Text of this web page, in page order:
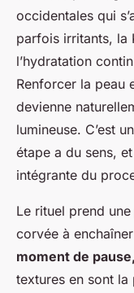
occidentales qui
parfois irritants, la
l’hydratation
Renforcer la peau
devienne
lumineuse. C’est
étape a du sens,
intégrante du
Le rituel prend
corvée à
moment de
textures en sont la